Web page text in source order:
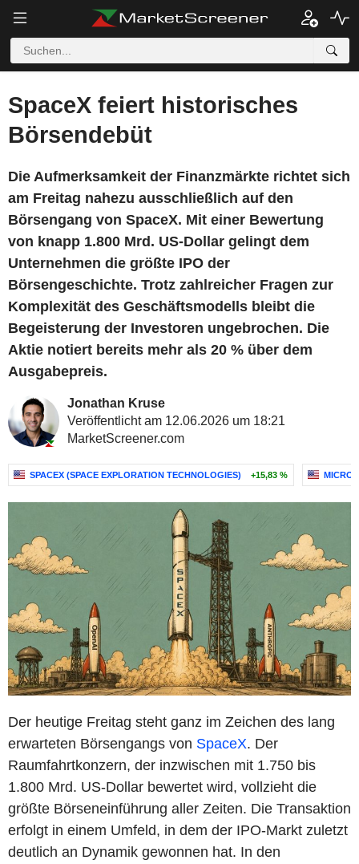
SpaceX feiert historisches
Börsendebüt
Die Aufmerksamkeit der Finanzmärkte richtet sich
am Freitag nahezu ausschließlich auf den
Börsengang von SpaceX. Mit einer Bewertung
von knapp 1.800 Mrd. US-Dollar gelingt dem
Unternehmen die größte IPO der
Börsengeschichte. Trotz zahlreicher Fragen zur
Komplexität des Geschäftsmodells bleibt die
Begeisterung der Investoren ungebrochen. Die
Aktie notiert bereits mehr als 20 % über dem
Ausgabepreis.
Jonathan Kruse
Veröffentlicht am 12.06.2026 um 18:21
MarketScreener.com
SPACEX (SPACE EXPLORATION TECHNOLOGIES) +15,83 %
Der heutige Freitag steht ganz im Zeichen des lang
erwarteten Börsengangs von SpaceX. Der
Raumfahrtkonzern, der inzwischen mit 1.750 bis
1.800 Mrd. US-Dollar bewertet wird, vollzieht die
größte Börseneinführung aller Zeiten. Die Transaktion
erfolgt in einem Umfeld, in dem der IPO-Markt zuletzt
deutlich an Dynamik gewonnen hat. In den